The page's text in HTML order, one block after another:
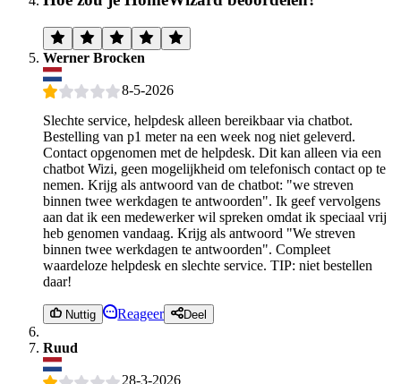
Werner Brocken
8-5-2026
Slechte service, helpdesk alleen bereikbaar via chatbot.
Bestelling van p1 meter na een week nog niet geleverd.
Contact opgenomen met de helpdesk. Dit kan alleen via een
chatbot Wizi, geen mogelijkheid om telefonisch contact op te
nemen. Krijg als antwoord van de chatbot: "we streven
binnen twee werkdagen te antwoorden". Ik geef vervolgens
aan dat ik een medewerker wil spreken omdat ik speciaal vrij
heb genomen vandaag. Krijg als antwoord "We streven
binnen twee werkdagen te antwoorden". Compleet
waardeloze helpdesk en slechte service. TIP: niet bestellen
daar!
Nuttig Reageer Deel
Ruud
28-3-2026